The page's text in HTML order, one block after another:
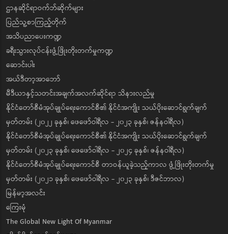
ဌာနဆိုင်ရာဝက်ဘ်ဆိုက်များ
ပြည်သူ့စာကြည့်တိုက်
အသိပညာပေးကဏ္ဍ
ခရီးသွားလုပ်ငန်းဖွံ့ဖြိုးတိုးတက်မှုကဏ္ဍ
ဆောင်းပါး
အယ်ဒီတာ့အာဘော်
မီဒီယာနှင့်သတင်းအချက်အလက်ဆိုင်ရာ သိနားလည်မှု
နိုင်ငံတော်စီမံအုပ်ချုပ်ရေးကောင်စီ၏ နိုင်ငံအကျိုး သယ်ပိုးဆောင်ရွက်ချက်
မှတ်တမ်း (၂၀၂၂ ခုနှစ်၊ ဖေဖော်ဝါရီလ - ၂၀၂၃ ခုနှစ်၊ ဇန်နဝါရီလ)
နိုင်ငံတော်စီမံအုပ်ချုပ်ရေးကောင်စီ၏ နိုင်ငံအကျိုး သယ်ပိုးဆောင်ရွက်ချက်
မှတ်တမ်း (၂၀၂၃ ခုနှစ်၊ ဖေဖော်ဝါရီလ - ၂၀၂၄ ခုနှစ်၊ ဇန်နဝါရီလ)
နိုင်ငံတော်စီမံအုပ်ချုပ်ရေးကောင်စီ တာဝန်ယူခဲ့သည့်ကာလ ဖွံ့ဖြိုးတိုးတက်မှု
မှတ်တမ်း (၂၀၂၁ ခုနှစ်၊ ဖေဖော်ဝါရီလ - ၂၀၂၃ ခုနှစ်၊ ဒီဇင်ဘာလ)
မြန်မာ့အလင်း
ကြေးမုံ
The Global New Light Of Myanmar